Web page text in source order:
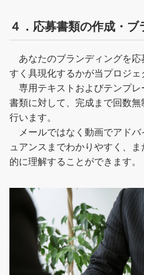
４．応募書類の作成・ブ
あなたのブランディングを応
すく具現化するかが当プロジェ
専用テキストおよびテンプレ
書類に対して、完成まで回数
行います。
メールではなく動画でアドバ
ュアンスまでわかりやすく、
的に理解することができます。